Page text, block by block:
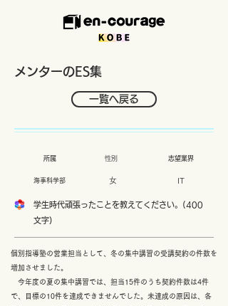
メンターのES集
一覧へ戻る
​所属 性別 ​志望業界
海事科学部 女 IT
学生時代頑張ったことを教えてください。(400
文字)
個別指導塾の営業担当として、冬の集中講習の受講契約の件数を
増加させました。
今年度の夏の集中講習では、担当15件のうち契約件数は4件
で、目標の10件を達成できませんでした。未達成の原因は、各